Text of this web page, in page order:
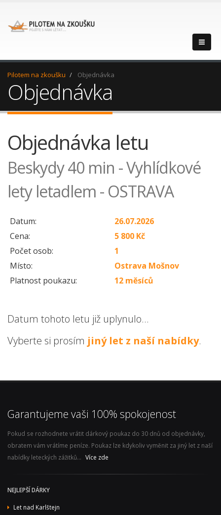
Pilotem na zkoušku Objednávka
Objednávka
Objednávka letu
Beskydy 40 min - Vyhlídkové
lety letadlem - OSTRAVA
Datum:
26.07.2026
Cena:
5 800 Kč
Počet osob:
1
Místo:
Ostrava Mošnov
Platnost poukazu:
12 měsíců
Datum tohoto letu již uplynulo...
Vyberte si prosím jiný let z naší nabídky.
Garantujeme vaši 100% spokojenost
Pokud se rozhodnete vrátit dárkový poukaz do 30 dnů od objednávky,
obratem vám vrátíme peníze. Poukaz lze kdykoliv vyměnit za jiný let z naší
nabídky leteckých zážitků... Více zde
NEJLEPŠÍ DÁRKY
Let nad Karlštejn